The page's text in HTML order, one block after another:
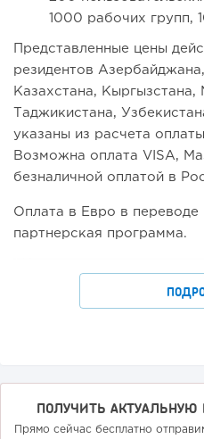
1000 рабочих групп,
Представленные цены
резидентов
Казахстана,
Таджикистана,
указаны из расчета
Возможна оплата VISA,
безналичной оплатой в
Оплата в Евро в переводе
партнерская программа.
ПОЛУЧИТЬ АКТУАЛЬНУЮ
Прямо сейчас бесплатно